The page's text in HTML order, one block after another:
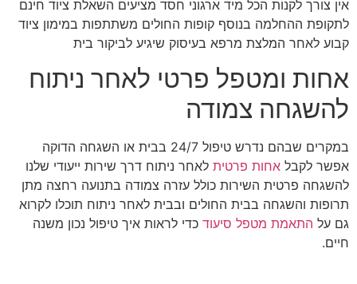
אין צורך לקנות הכל מיד ארגוני חסד מציעים השאלת ציוד חינם
לתקופת ההחלמה בנוסף קופות החולים משתתפות במימון ציוד
קבוע לאחר המלצת מרפא בעיסוק שיגיע לביקור בית
אחות ומטפל פרטי לאחר ניתוח
להשגחה צמודה
במקרים שבהם נדרש טיפול 24/7 בבית או השגחה הדוקה
אפשר לקבל אחות פרטית לאחר ניתוח דרך שירות ייעודי שלנו
להשגחה פרטית השירות כולל עזרה צמודה בתנועה רחצה מתן
תרופות והשגחה בבית החולים ובבית לאחר ניתוח תוכלו לקרוא
גם על התאמת מטפל סיעוד כדי לראות איך טיפול נכון משנה
חיים.